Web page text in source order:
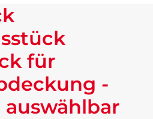
für
-
auswählbar